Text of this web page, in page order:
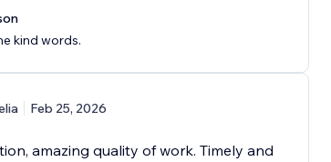
kind words.
Feb 25, 2026
amazing quality of work. Timely and